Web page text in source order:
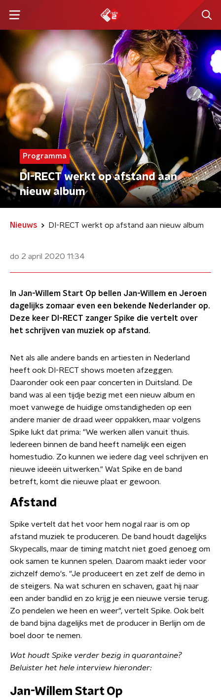
Programma
DI-RECT werkt op afstand aan
nieuw album
Nieuws DI-RECT werkt op afstand aan nieuw album
do 2 april 2020 11:34
In Jan-Willem Start Op bellen Jan-Willem en Jeroen
dagelijks zomaar even een bekende Nederlander op.
Deze keer DI-RECT zanger Spike die vertelt over
het schrijven van muziek op afstand.
Net als alle andere bands en artiesten in Nederland
heeft ook DI-RECT shows moeten afzeggen.
Daaronder ook een paar concerten in Duitsland. De
band was al een tijdje bezig met een nieuw album en
moet vanwege de huidige omstandigheden op een
andere manier de draad weer oppakken, maar volgens
Spike lukt dat prima: "We werken allen vanuit thuis.
Iedereen binnen de band heeft namelijk een eigen
homestudio. Zo kunnen we iedere dag veel schrijven en
nieuwe ideeën uitwerken." Wat Spike en de band
betreft, komt die nieuwe plaat er gewoon.
Afstand
Spike vertelt dat het voor hem nogal raar is om op
afstand muziek te produceren. De band houdt dagelijks
Skypecalls, maar de timing matcht niet goed genoeg om
ook samen te kunnen spelen. Daarom maakt ieder voor
zichzelf demo's. "Je produceert en zet zelf de demo in
de steigers. Na wat schuren en schaven, gaat hij naar
een ander bandlid en zo krijg je een nieuwe versie terug.
Zo pendelen we heen en weer", vertelt Spike. Ook belt
de band bijna dagelijks met de producer in Berlijn om de
boel door te nemen.
Wat houdt Spike verder bezig in quarantaine?
Beluister het hele interview hieronder:
Jan-Willem Start Op